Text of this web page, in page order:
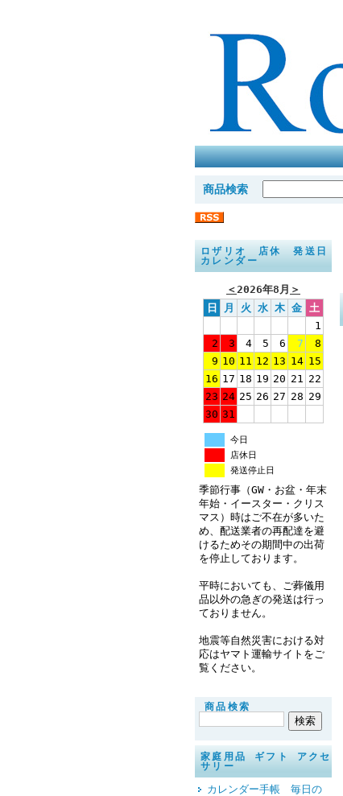
商品検索
ロザリオ 店休 発送日
カレンダー
＜2026年8月 ＞
日
月 火 水 木 金 土
1
2
3 4 5 6 7
8
9 10 11 12 13 14 15
16 17 18 19 20 21 22
23 24 25 26 27 28 29
30 31
今日
店休日
発送停止日
季節行事（GW・お盆・年末
年始・イースター・クリス
マス）時はご不在が多いた
め、配送業者の再配達を避
けるためその期間中の出荷
を停止しております。
平時においても、ご葬儀用
品以外の急ぎの発送は行っ
ておりません。
地震等自然災害における対
応はヤマト運輸サイトをご
覧ください。
商品検索
家庭用品 ギフト アクセ
サリー
カレンダー手帳 毎日の